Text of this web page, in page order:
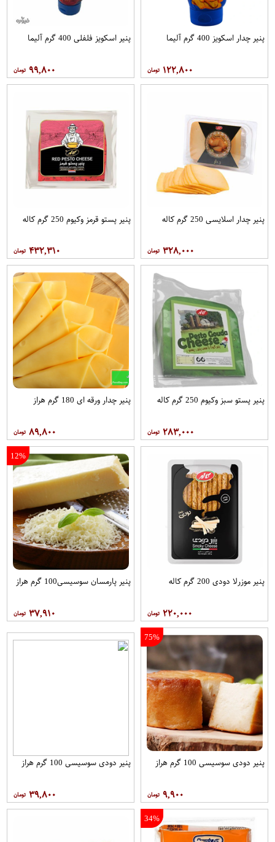
پنیر چدار اسکویز 400 گرم آلیما
۱۲۲,۸۰۰
پنیر اسکویز فلفلی 400 گرم آلیما
۹۹,۸۰۰
پنیر چدار اسلایسی 250 گرم کاله
۳۲۸,۰۰۰
پنیر پستو قرمز وکیوم 250 گرم کاله
۴۳۲,۳۱۰
پنیر پستو سبز وکیوم 250 گرم کاله
۲۸۳,۰۰۰
پنیر چدار ورقه ای 180 گرم هراز
۸۹,۸۰۰
پنیر موزرلا دودی 200 گرم کاله
۲۲۰,۰۰۰
12%
پنیر پارمسان سوسیسی100 گرم هراز
۳۷,۹۱۰
75%
پنیر دودی سوسیسی 100 گرم هراز
۹,۹۰۰
پنیر دودی سوسیسی 100 گرم هراز
۳۹,۸۰۰
34%